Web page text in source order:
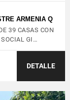
ARMENIA Q
39 CASAS CON
GI…
DETALLE